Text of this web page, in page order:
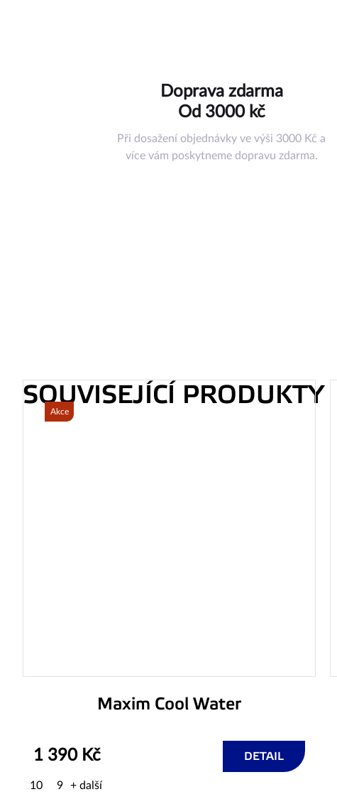
Nástroje a nářadí
Pouzdra
Misky pod kouli
Jiné příslušenství
Doprava zdarma
Od 3000 kč
Při dosažení objednávky ve výši 3000 Kč a
více vám poskytneme dopravu zdarma.
SOUVISEJÍCÍ PRODUKTY
Akce
Maxim Cool Water
1 390 Kč DETAIL
10 9 + další